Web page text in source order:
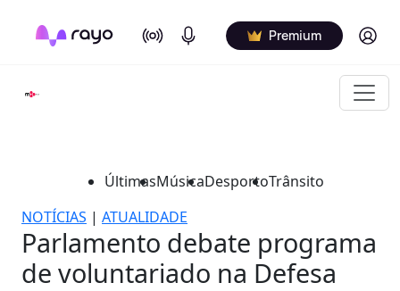
On Air Podcasts Premium Log in
ÚltimasMúsicaDesportoTrânsito
NOTÍCIAS | ATUALIDADE
Parlamento debate programa
de voluntariado na Defesa